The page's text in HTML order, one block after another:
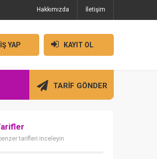
Hakkımızda İletişim
YAP KAYIT OL
TARİF GÖNDER
tarifleri inceleyin